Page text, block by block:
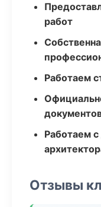
работ
Работаем
Работаем
Отзывы